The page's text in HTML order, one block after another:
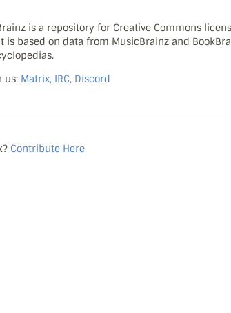
is a repository for Creative Commons
is based on data from MusicBrainz and
us: Matrix, IRC, Discord
Contribute Here